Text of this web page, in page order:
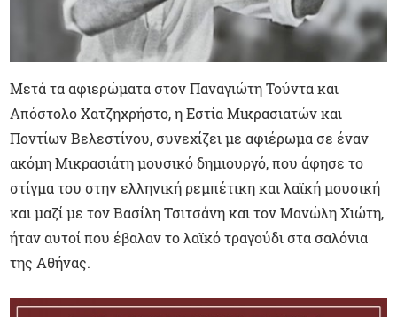
Μετά τα αφιερώματα στον Παναγιώτη Τούντα και
Απόστολο Χατζηχρήστο, η Εστία Μικρασιατών και
Ποντίων Βελεστίνου, συνεχίζει με αφιέρωμα σε έναν
ακόμη Μικρασιάτη μουσικό δημιουργό, που άφησε το
στίγμα του στην ελληνική ρεμπέτικη και λαϊκή μουσική
και μαζί με τον Βασίλη Τσιτσάνη και τον Μανώλη Χιώτη,
ήταν αυτοί που έβαλαν το λαϊκό τραγούδι στα σαλόνια
της Αθήνας.